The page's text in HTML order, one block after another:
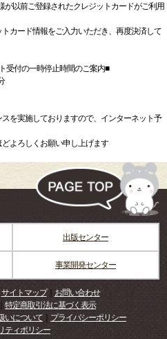
以前ご登録されたクレジットカードがご利用
カード情報をご入力いただき、再度決済して
受付の一時停止時間のご案内■
を実施しておりますので、インターネット予
よろしくお願い申し上げます
出版センター
事業開発センター
サイトマップ｜
お問い合わせ
特定商取引法に基づく表示
いについて
プライバシーポリシー
ティポリシー